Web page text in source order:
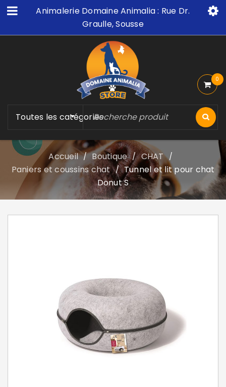
Animalerie Domaine Animalia : Rue Dr.
Graulle, Sousse
Toutes les catégories
0
Accueil / Boutique / CHAT /
Paniers et coussins chat / Tunnel et lit pour chat
Donut S